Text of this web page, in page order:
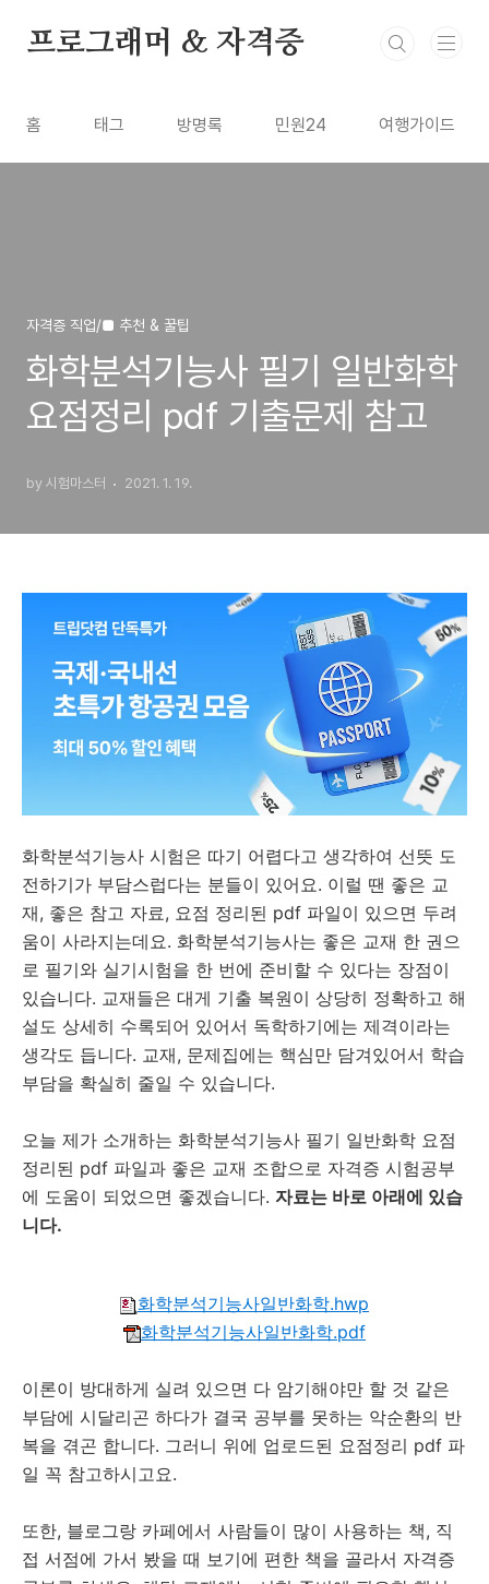
프로그래머 & 자격증
홈 태그 방명록 민원24 여행가이드
자격증 직업/■ 추천 & 꿀팁
화학분석기능사 필기 일반화학
요점정리 pdf 기출문제 참고
by 시험마스터 2021. 1. 19.
화학분석기능사 시험은 따기 어렵다고 생각하여 선뜻 도
전하기가 부담스럽다는 분들이 있어요. 이럴 땐 좋은 교
재, 좋은 참고 자료, 요점 정리된 pdf 파일이 있으면 두려
움이 사라지는데요. 화학분석기능사는 좋은 교재 한 권으
로 필기와 실기시험을 한 번에 준비할 수 있다는 장점이
있습니다. 교재들은 대게 기출 복원이 상당히 정확하고 해
설도 상세히 수록되어 있어서 독학하기에는 제격이라는
생각도 듭니다. 교재, 문제집에는 핵심만 담겨있어서 학습
부담을 확실히 줄일 수 있습니다.
오늘 제가 소개하는 화학분석기능사 필기 일반화학 요점
정리된 pdf 파일과 좋은 교재 조합으로 자격증 시험공부
에 도움이 되었으면 좋겠습니다. 자료는 바로 아래에 있습
니다.
화학분석기능사일반화학.hwp
화학분석기능사일반화학.pdf
이론이 방대하게 실려 있으면 다 암기해야만 할 것 같은
부담에 시달리곤 하다가 결국 공부를 못하는 악순환의 반
복을 겪곤 합니다. 그러니 위에 업로드된 요점정리 pdf 파
일 꼭 참고하시고요.
또한, 블로그랑 카페에서 사람들이 많이 사용하는 책, 직
접 서점에 가서 봤을 때 보기에 편한 책을 골라서 자격증